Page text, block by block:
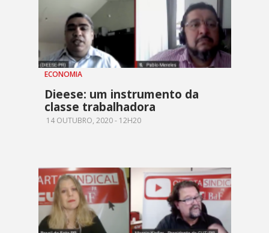
ECONOMIA
Dieese: um instrumento da
classe trabalhadora
14 OUTUBRO, 2020 - 12H20